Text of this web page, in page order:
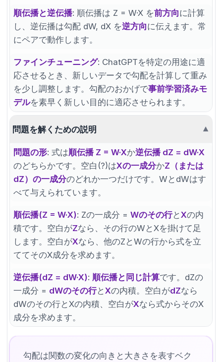
順伝播と逆伝播: 順伝播は Z = W·X を前方向に計算
し、逆伝播は勾配 dW, dX を逆方向に伝えます。常
にペアで動作します。
ファインチューニング: ChatGPTを特定の用途に適
応させるとき、新しいデータで勾配を計算して重み
を少し調整します。勾配のおかげで事前学習済みモ
デルを素早く新しい目的に適応させられます。
問題を解くための説明 ▼
問題の形: 式は順伝播 Z = W·Xか逆伝播 dZ = dW·X
のどちらかです。空白(?)はXの一成分かZ（または
dZ）の一成分のどれか一つだけです。WとdWはす
べて与えられています。
順伝播(Z = W·X): Zの一成分 = Wのその行とXの内
積です。空白がZなら、その行のWとXを掛けて足
します。空白がXなら、他のZとWの行から式を立
ててそのX成分を求めます。
逆伝播(dZ = dW·X): 順伝播と同じ計算です。dZの
一成分 = dWのその行とXの内積。空白がdZなら
dWのその行とXの内積、空白がXなら式からそのX
成分を求めます。
勾配は関数の変化の向きと大きさを表すベク